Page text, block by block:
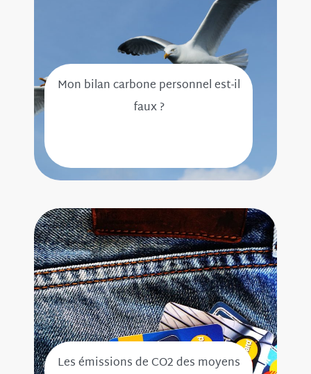
Mon bilan carbone personnel est-il
faux ?
Les émissions de CO2 des moyens